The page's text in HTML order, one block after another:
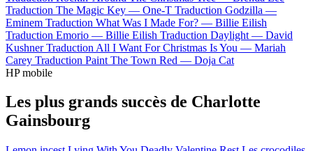
Traduction The Magic Key — One-T Traduction Godzilla —
Eminem Traduction What Was I Made For? — Billie Eilish
Traduction Emorio — Billie Eilish Traduction Daylight — David
Kushner Traduction All I Want For Christmas Is You — Mariah
Carey Traduction Paint The Town Red — Doja Cat
HP mobile
Les plus grands succès de Charlotte
Gainsbourg